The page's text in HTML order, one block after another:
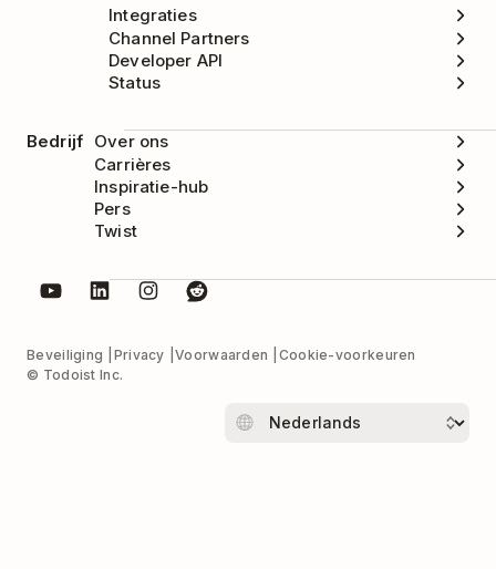
Integraties
Channel Partners
Developer API
Status
Bedrijf Over ons
Carrières
Inspiratie-hub
Pers
Twist
Beveiliging Privacy Voorwaarden
Cookie-voorkeuren
© Todoist Inc.